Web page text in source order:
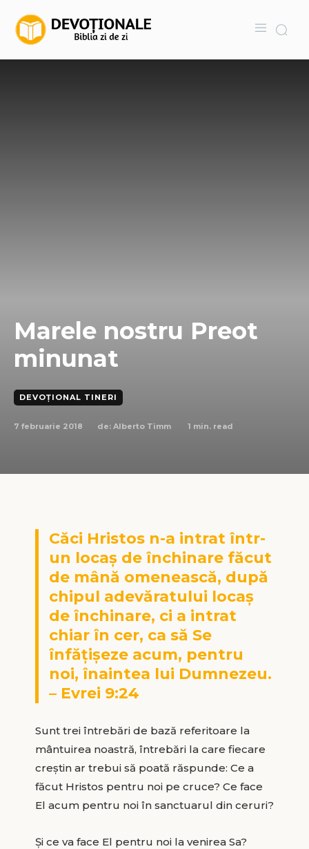
Marele nostru Preot
minunat
DEVOȚIONAL TINERI
7 februarie 2018 de: Alberto Timm 1 min. read
Căci Hristos n-a intrat într-
un locaş de închinare făcut
de mână omenească, după
chipul adevăratului locaş
de închinare, ci a intrat
chiar în cer, ca să Se
înfăţişeze acum, pentru
noi, înaintea lui Dumnezeu.
– Evrei 9:24
Sunt trei întrebări de bază referitoare la
mântuirea noastră, întrebări la care fiecare
creştin ar trebui să poată răspunde: Ce a
făcut Hristos pentru noi pe cruce? Ce face
El acum pentru noi în sanctuarul din ceruri?
Şi ce va face El pentru noi la venirea Sa?